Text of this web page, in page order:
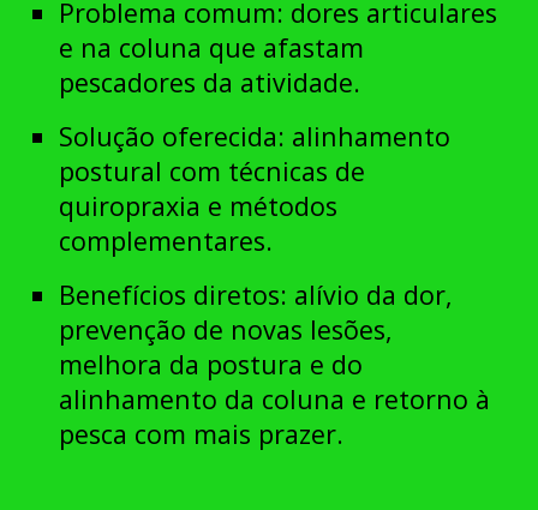
Problema comum: dores articulares
e na coluna que afastam
pescadores da atividade.
Solução oferecida: alinhamento
postural com técnicas de
quiropraxia e métodos
complementares.
Benefícios diretos: alívio da dor,
prevenção de novas lesões,
melhora da postura e do
alinhamento da coluna e retorno à
pesca com mais prazer.